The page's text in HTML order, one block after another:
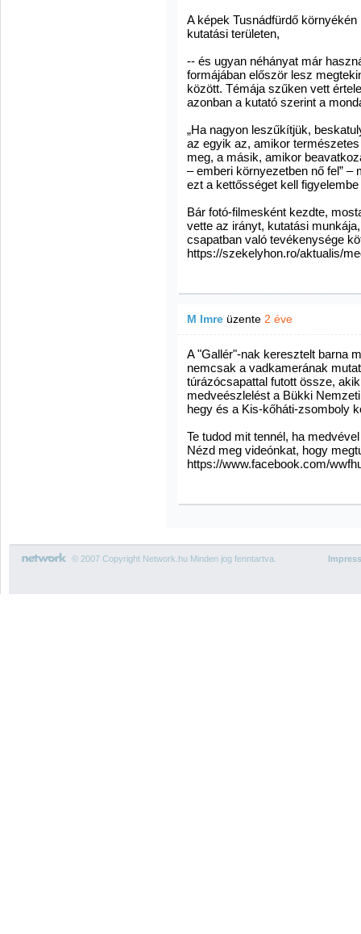
A képek Tusnádfürdő
kutatási területen,
-- és ugyan néhányat már
formájában először lesz
között. Témája szűken vett
azonban a kutató szerint a
„Ha nagyon leszűkítjük,
az egyik az, amikor
meg, a másik, amikor
– emberi környezetben nő fel”
ezt a kettősséget kell
Bár fotó-filmesként kezdte,
vette az irányt, kutatási
csapatban való tevékenysége
https://szekelyhon.ro/aktualis/
M Imre üzente 2 éve
A "Gallér"-nak keresztelt barna
nemcsak a vadkamerának
túrázócsapattal futott össze,
medveészlelést a Bükki
hegy és a Kis-kőháti-zsomboly
Te tudod mit tennél, ha
Nézd meg videónkat, hogy
https://www.facebook.com/
© 2007 Copyright Network.hu Minden jog fenntartva.